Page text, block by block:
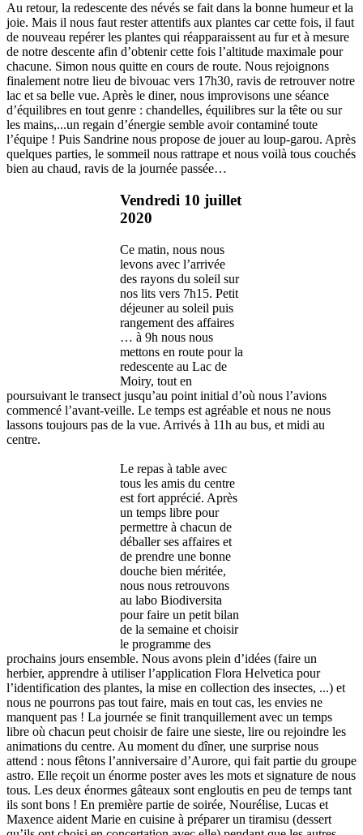
Au retour, la redescente des névés se fait dans la bonne humeur et la
joie. Mais il nous faut rester attentifs aux plantes car cette fois, il faut
de nouveau repérer les plantes qui réapparaissent au fur et à mesure
de notre descente afin d’obtenir cette fois l’altitude maximale pour
chacune. Simon nous quitte en cours de route. Nous rejoignons
finalement notre lieu de bivouac vers 17h30, ravis de retrouver notre
lac et sa belle vue. Après le diner, nous improvisons une séance
d’équilibres en tout genre : chandelles, équilibres sur la tête ou sur
les mains,...un regain d’énergie semble avoir contaminé toute
l’équipe ! Puis Sandrine nous propose de jouer au loup-garou. Après
quelques parties, le sommeil nous rattrape et nous voilà tous couchés
bien au chaud, ravis de la journée passée…
Vendredi 10 juillet
2020
Ce matin, nous nous
levons avec l’arrivée
des rayons du soleil sur
nos lits vers 7h15. Petit
déjeuner au soleil puis
rangement des affaires
… à 9h nous nous
mettons en route pour la
redescente au Lac de
Moiry, tout en
poursuivant le transect jusqu’au point initial d’où nous l’avions
commencé l’avant-veille. Le temps est agréable et nous ne nous
lassons toujours pas de la vue. Arrivés à 11h au bus, et midi au
centre.
Le repas à table avec
tous les amis du centre
est fort apprécié. Après
un temps libre pour
permettre à chacun de
déballer ses affaires et
de prendre une bonne
douche bien méritée,
nous nous retrouvons
au labo Biodiversita
pour faire un petit bilan
de la semaine et choisir
le programme des
prochains jours ensemble. Nous avons plein d’idées (faire un
herbier, apprendre à utiliser l’application Flora Helvetica pour
l’identification des plantes, la mise en collection des insectes, ...) et
nous ne pourrons pas tout faire, mais en tout cas, les envies ne
manquent pas ! La journée se finit tranquillement avec un temps
libre où chacun peut choisir de faire une sieste, lire ou rejoindre les
animations du centre. Au moment du dîner, une surprise nous
attend : nous fêtons l’anniversaire d’Aurore, qui fait partie du groupe
astro. Elle reçoit un énorme poster aves les mots et signature de nous
tous. Les deux énormes gâteaux sont engloutis en peu de temps tant
ils sont bons ! En première partie de soirée, Nourélise, Lucas et
Maxence aident Marie en cuisine à préparer un tiramisu (dessert